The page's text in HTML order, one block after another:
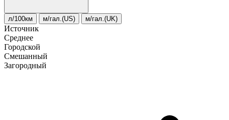
л/100км м/гал.(US) м/гал.(UK)
Источник
Среднее
Городской
Смешанный
Загородный